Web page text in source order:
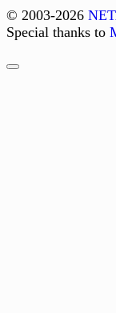
© 2003-2026
Special thanks to